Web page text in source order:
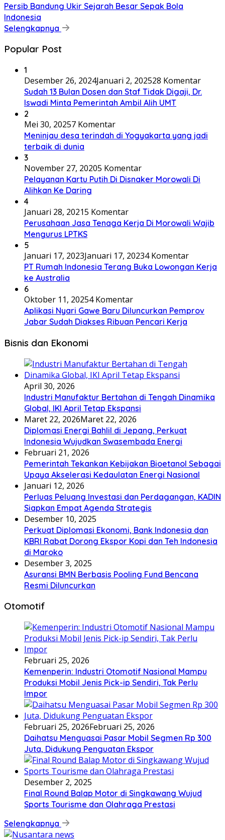
Persib Bandung Ukir Sejarah Besar Sepak Bola
Indonesia
Selengkapnya
Popular Post
1
Desember 26, 2024Januari 2, 202528 Komentar
Sudah 13 Bulan Dosen dan Staf Tidak Digaji, Dr.
Iswadi Minta Pemerintah Ambil Alih UMT
2
Mei 30, 20257 Komentar
Meninjau desa terindah di Yogyakarta yang jadi
terbaik di dunia
3
November 27, 20205 Komentar
Pelayanan Kartu Putih Di Disnaker Morowali Di
Alihkan Ke Daring
4
Januari 28, 20215 Komentar
Perusahaan Jasa Tenaga Kerja Di Morowali Wajib
Mengurus LPTKS
5
Januari 17, 2023Januari 17, 20234 Komentar
PT Rumah Indonesia Terang Buka Lowongan Kerja
ke Australia
6
Oktober 11, 20254 Komentar
Aplikasi Nyari Gawe Baru Diluncurkan Pemprov
Jabar Sudah Diakses Ribuan Pencari Kerja
Bisnis dan Ekonomi
April 30, 2026
Industri Manufaktur Bertahan di Tengah Dinamika
Global, IKI April Tetap Ekspansi
Maret 22, 2026Maret 22, 2026
Diplomasi Energi Bahlil di Jepang, Perkuat
Indonesia Wujudkan Swasembada Energi
Februari 21, 2026
Pemerintah Tekankan Kebijakan Bioetanol Sebagai
Upaya Akselerasi Kedaulatan Energi Nasional
Januari 12, 2026
Perluas Peluang Investasi dan Perdagangan, KADIN
Siapkan Empat Agenda Strategis
Desember 10, 2025
Perkuat Diplomasi Ekonomi, Bank Indonesia dan
KBRI Rabat Dorong Ekspor Kopi dan Teh Indonesia
di Maroko
Desember 3, 2025
Asuransi BMN Berbasis Pooling Fund Bencana
Resmi Diluncurkan
Otomotif
Februari 25, 2026
Kemenperin: Industri Otomotif Nasional Mampu
Produksi Mobil Jenis Pick-ip Sendiri, Tak Perlu
Impor
Februari 25, 2026Februari 25, 2026
Daihatsu Menguasai Pasar Mobil Segmen Rp 300
Juta, Didukung Penguatan Ekspor
Desember 2, 2025
Final Round Balap Motor di Singkawang Wujud
Sports Tourisme dan Olahraga Prestasi
Selengkapnya